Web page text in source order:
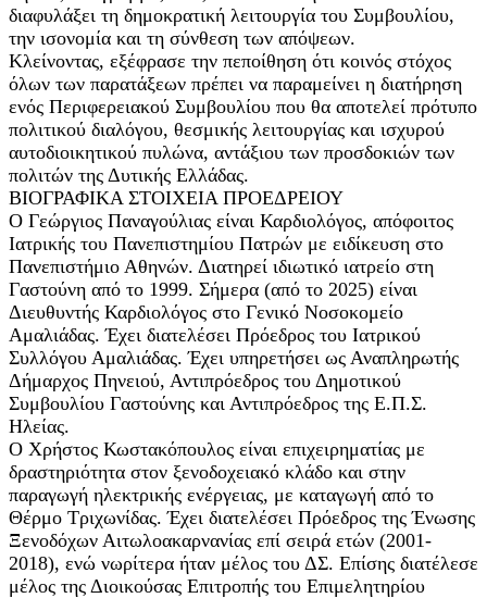
διαφυλάξει τη δημοκρατική λειτουργία του Συμβουλίου,
την ισονομία και τη σύνθεση των απόψεων.
Κλείνοντας, εξέφρασε την πεποίθηση ότι κοινός στόχος
όλων των παρατάξεων πρέπει να παραμείνει η διατήρηση
ενός Περιφερειακού Συμβουλίου που θα αποτελεί πρότυπο
πολιτικού διαλόγου, θεσμικής λειτουργίας και ισχυρού
αυτοδιοικητικού πυλώνα, αντάξιου των προσδοκιών των
πολιτών της Δυτικής Ελλάδας.
ΒΙΟΓΡΑΦΙΚΑ ΣΤΟΙΧΕΙΑ ΠΡΟΕΔΡΕΙΟΥ
Ο Γεώργιος Παναγούλιας είναι Καρδιολόγος, απόφοιτος
Ιατρικής του Πανεπιστημίου Πατρών με ειδίκευση στο
Πανεπιστήμιο Αθηνών. Διατηρεί ιδιωτικό ιατρείο στη
Γαστούνη από το 1999. Σήμερα (από το 2025) είναι
Διευθυντής Καρδιολόγος στο Γενικό Νοσοκομείο
Αμαλιάδας. Έχει διατελέσει Πρόεδρος του Ιατρικού
Συλλόγου Αμαλιάδας. Έχει υπηρετήσει ως Αναπληρωτής
Δήμαρχος Πηνειού, Αντιπρόεδρος του Δημοτικού
Συμβουλίου Γαστούνης και Αντιπρόεδρος της Ε.Π.Σ.
Ηλείας.
Ο Χρήστος Κωστακόπουλος είναι επιχειρηματίας με
δραστηριότητα στον ξενοδοχειακό κλάδο και στην
παραγωγή ηλεκτρικής ενέργειας, με καταγωγή από το
Θέρμο Τριχωνίδας. Έχει διατελέσει Πρόεδρος της Ένωσης
Ξενοδόχων Αιτωλοακαρνανίας επί σειρά ετών (2001-
2018), ενώ νωρίτερα ήταν μέλος του ΔΣ. Επίσης διατέλεσε
μέλος της Διοικούσας Επιτροπής του Επιμελητηρίου